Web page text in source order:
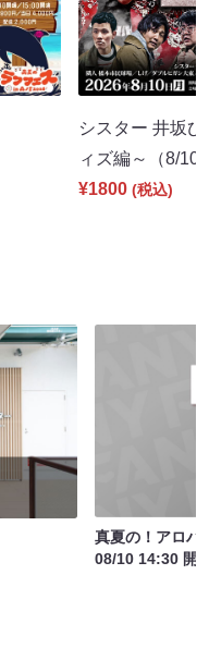
シスター 井坂
ィズ編～（8/
¥1800 (税込)
真夏の！アロハ
08/10 14:30 開